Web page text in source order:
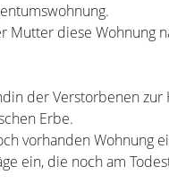
Mutter diese Wohnung
der Verstorbenen
Erbe.
vorhanden Wohnung
ein, die noch am